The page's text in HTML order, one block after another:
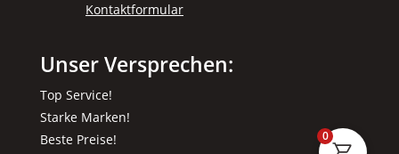
Kontaktformular
Unser Versprechen:
Top Service!
Starke Marken!
Beste Preise!
0